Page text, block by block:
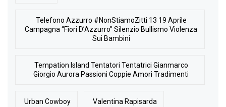
Telefono Azzurro #NonStiamoZitti 13 19 Aprile
Campagna “Fiori D’Azzurro” Silenzio Bullismo Violenza
Sui Bambini
Tempation Island Tentatori Tentatrici Gianmarco
Giorgio Aurora Passioni Coppie Amori Tradimenti
Urban Cowboy Valentina Rapisarda